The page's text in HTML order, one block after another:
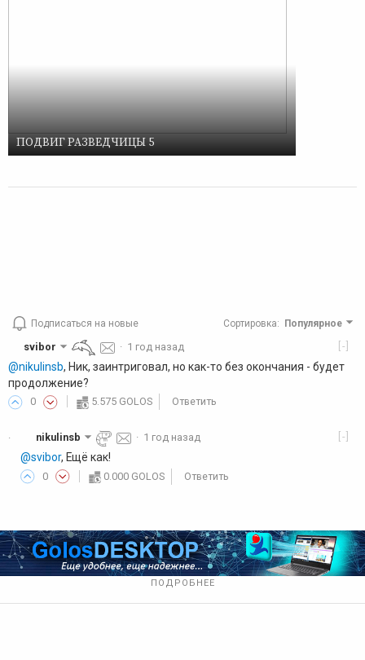
ПОДВИГ РАЗВЕДЧИЦЫ 5
Подписаться на новые Сортировка: Популярное
[-]
svibor · 1 год назад
@nikulinsb, Ник, заинтриговал, но как-то без окончания - будет
продолжение?
0 5.575 GOLOS Ответить
· [-]
nikulinsb · 1 год назад
@svibor, Ещё как!
0 0.000 GOLOS Ответить
ПОДРОБНЕЕ